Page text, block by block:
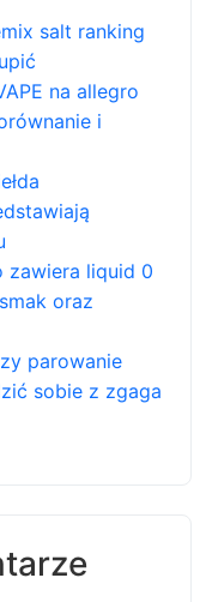
salt ranking
na allegro
i
zawiera liquid 0
oraz
parowanie
sobie z zgaga